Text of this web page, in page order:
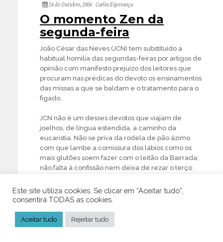
24 de Outubro, 2006 Carlos Esperança
O momento Zen da
segunda-feira
João César das Neves (JCN) tem substituído a
habitual homilia das segundas-feiras por artigos de
opinião com manifesto prejuízo dos leitores que
procuram nas prédicas do devoto os ensinamentos
das missas a que se baldam e o tratamento para o
fígado.
JCN não é um desses devotos que viajam de
joelhos, de língua estendida, a caminho da
eucaristia. Não se priva da rodela de pão ázimo
com que lambe a comissura dos lábios como os
mais glutões soem fazer com o leitão da Bairrada;
não falta à confissão nem deixa de rezar o terço
de Fátima, uma Virgem voadora que fazia das
azinheiras aeroporto. Mas não faz figuras tristes na
JCN não estraga as calças de bom corte a fazer
Este site utiliza cookies. Se clicar em “Aceitar tudo”,
consentirá TODAS as cookies.
Aceitar tudo Rejeitar tudo